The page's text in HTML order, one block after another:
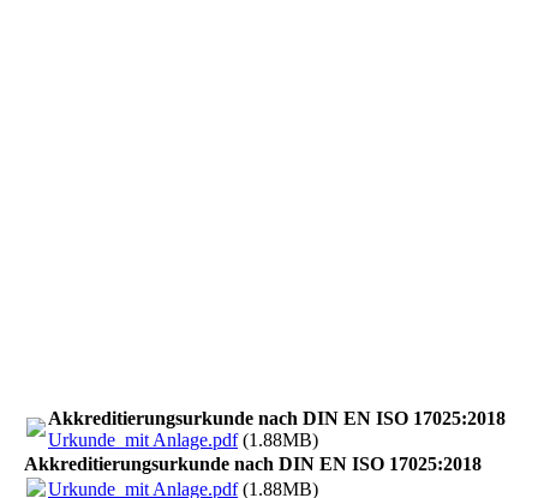
Akkreditierungsurkunde nach DIN EN ISO 17025:2018
Urkunde_mit Anlage.pdf(1.88MB)
Akkreditierungsurkunde nach DIN EN ISO 17025:2018
Urkunde_mit Anlage.pdf(1.88MB)